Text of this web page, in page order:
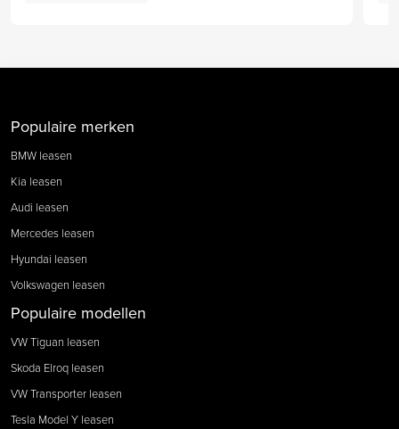
Populaire merken
BMW leasen
Kia leasen
Audi leasen
Mercedes leasen
Hyundai leasen
Volkswagen leasen
Populaire modellen
VW Tiguan leasen
Skoda Elroq leasen
VW Transporter leasen
Tesla Model Y leasen